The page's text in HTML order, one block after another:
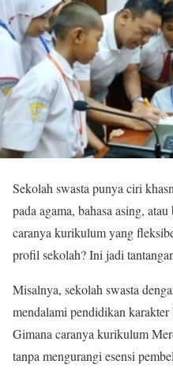
Sekolah swasta punya ciri
pada agama, bahasa asing,
caranya kurikulum yang
profil sekolah? Ini jadi
Misalnya, sekolah swasta
mendalami pendidikan
Gimana caranya kurikulum
tanpa mengurangi esensi